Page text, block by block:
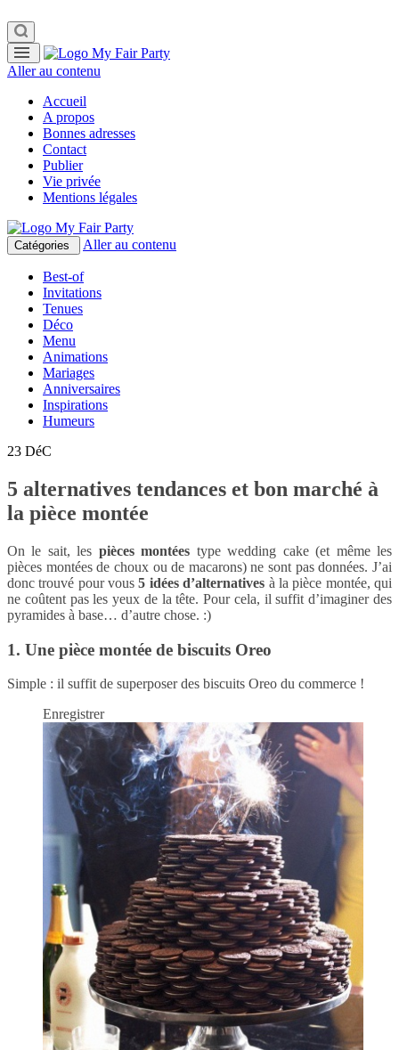
Aller au contenu
Accueil
A propos
Bonnes adresses
Contact
Publier
Vie privée
Mentions légales
Catégories Aller au contenu
Best-of
Invitations
Tenues
Déco
Menu
Animations
Mariages
Anniversaires
Inspirations
Humeurs
23 DéC
5 alternatives tendances et bon marché à
la pièce montée
On le sait, les pièces montées type wedding cake (et même les
pièces montées de choux ou de macarons) ne sont pas données. J’ai
donc trouvé pour vous5 idées d’alternatives à la pièce montée, qui
ne coûtent pas les yeux de la tête. Pour cela, il suffit d’imaginer des
pyramides à base… d’autre chose. :)
1. Une pièce montée de biscuits Oreo
Simple : il suffit de superposer des biscuits Oreo du commerce !
Enregistrer